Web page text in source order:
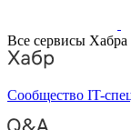
Все сервисы Хабра
Сообщество IT-